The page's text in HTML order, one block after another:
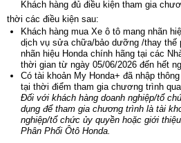
Khách hàng đủ điều kiện tham gia
thời các điều kiện sau:
Khách hàng mua Xe ô tô mang nhãn
dịch vụ sửa chữa/bảo dưỡng /thay thế
nhãn hiệu Honda chính hãng tại các
thời gian từ ngày 05/06/2026 đến hết
Có tài khoản My Honda+ đã nhập
tại thời điểm tham gia chương trình
Đối với khách hàng doanh nghiệp/tổ
dụng để tham gia chương trình là tài
nghiệp/tổ chức ủy quyền hoặc giới
Phân Phối Ôtô Honda.